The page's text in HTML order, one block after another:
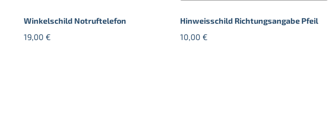
Winkelschild Notruftelefon
19,00 €
Hinweisschild Richtungsangabe Pfeil
10,00 €